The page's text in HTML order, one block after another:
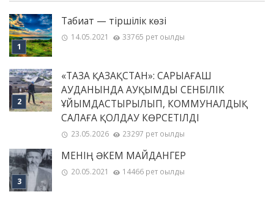
Табиғат — тіршілік көзі
14.05.2021 33765 рет оқылды
«ТАЗА ҚАЗАҚСТАН»: САРЫАҒАШ
АУДАНЫНДА АУҚЫМДЫ СЕНБІЛІК
ҰЙЫМДАСТЫРЫЛЫП, КОММУНАЛДЫҚ
САЛАҒА ҚОЛДАУ КӨРСЕТІЛДІ
23.05.2026 23297 рет оқылды
МЕНІҢ ƏКЕМ МАЙДАНГЕР
20.05.2021 14466 рет оқылды